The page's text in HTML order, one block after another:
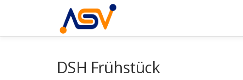
DSH Frühstück